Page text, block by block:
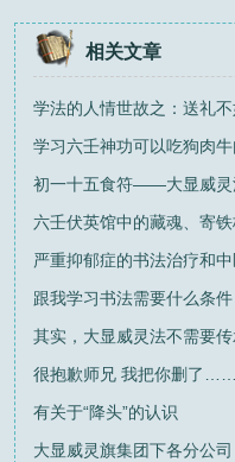
相关文章
学法的人情世故之：送礼
学习六壬神功可以吃狗肉牛
初一十五食符——大显威灵
六壬伏英馆中的藏魂、寄
严重抑郁症的书法治疗和
跟我学习书法需要什么条件
其实，大显威灵法不需要
很抱歉师兄 我把你删了……
有关于“降头”的认识
大显威灵旗集团下各分公